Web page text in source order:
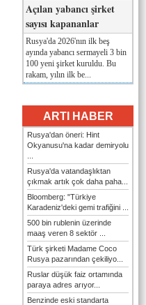
Açılan yabancı şirket
sayısı kapananlar
Rusya'da 2026'nın ilk beş
ayında yabancı sermayeli 3 bin
100 yeni şirket kuruldu. Bu
rakam, yılın ilk be...
ARTI HABER
Rusya'dan öneri: Hint
Okyanusu'na kadar demiryolu
Rusya'da vatandaşlıktan
çıkmak artık çok daha paha...
Bloomberg: "Türkiye
Karadeniz'deki gemi trafiğini ...
500 bin rublenin üzerinde
maaş veren 8 sektör ...
Türk şirketi Madame Coco
Rusya pazarından çekiliyo...
Ruslar düşük faiz ortamında
paraya adres arıyor...
Benzinde eski standarta